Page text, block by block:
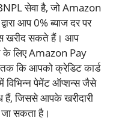
सेवा है, जो Amazon
आप 0% ब्याज दर पर
खरीद सकते हैं। आप
के लिए Amazon Pay
कि आपको क्रेडिट कार्ड
विभिन्न पेमेंट ऑप्शन्स जैसे
हैं, जिससे आपके खरीदारी
सकता है।